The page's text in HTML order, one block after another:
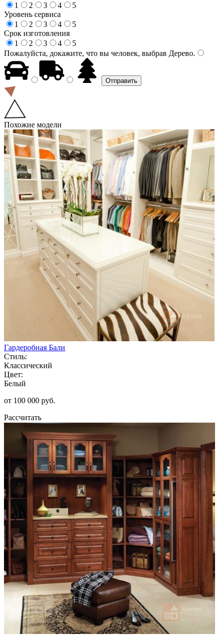
1
2 3 4
5
Уровень сервиса
1
2 3 4
5
Срок изготовления
1
2 3 4
5
Пожалуйста, докажите, что вы человек, выбрав Дерево.
Похожие модели
Гардеробная Бали
Стиль:
Классический
Цвет:
Белый
от 100 000 руб.
Рассчитать